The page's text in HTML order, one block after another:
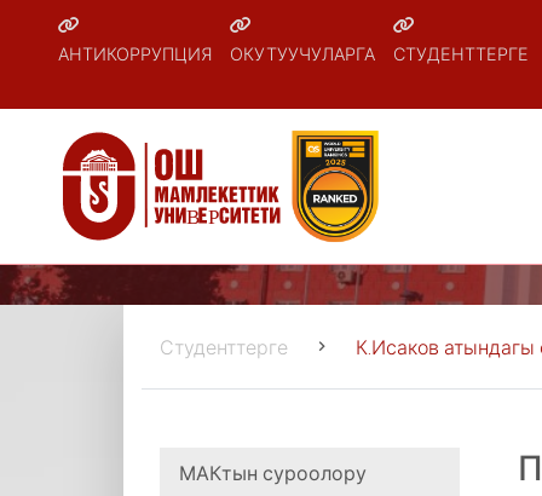
АНТИКОРРУПЦИЯ ОКУТУУЧУЛАРГА СТУДЕНТТЕРГЕ
Студенттерге К.Исаков атындагы
МАКтын суроолору